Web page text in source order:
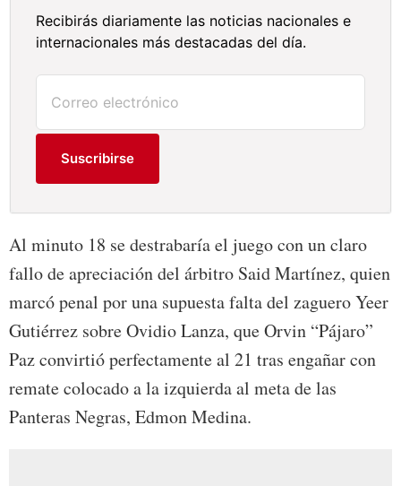
Recibirás diariamente las noticias nacionales e
internacionales más destacadas del día.
Suscribirse
Al minuto 18 se destrabaría el juego con un claro
fallo de apreciación del árbitro Said Martínez, quien
marcó penal por una supuesta falta del zaguero Yeer
Gutiérrez sobre Ovidio Lanza, que Orvin “Pájaro”
Paz convirtió perfectamente al 21 tras engañar con
remate colocado a la izquierda al meta de las
Panteras Negras, Edmon Medina.